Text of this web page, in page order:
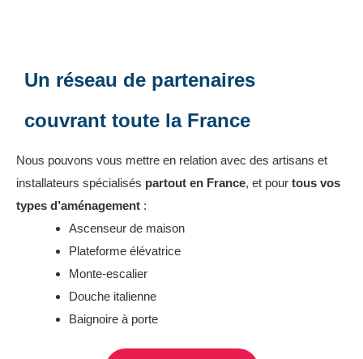
Un réseau de partenaires
couvrant toute la France
Nous pouvons vous mettre en relation avec des artisans et
installateurs spécialisés partout en France, et pour tous vos
types d’aménagement :
Ascenseur de maison
Plateforme élévatrice
Monte-escalier
Douche italienne
Baignoire à porte